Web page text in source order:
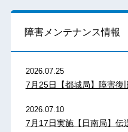
障害メンテナンス情報
2026.07.25
7月25日【都城局】障害復
2026.07.10
7月17日実施【日南局】伝